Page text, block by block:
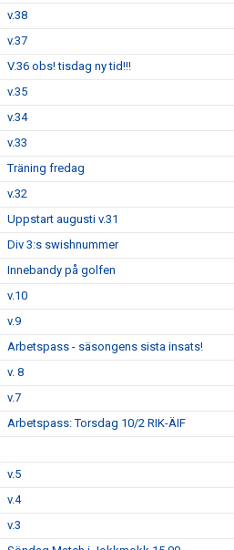
v.38
v.37
V.36 obs! tisdag ny tid!!!
v.35
v.34
v.33
Träning fredag
v.32
Uppstart augusti v.31
Div 3:s swishnummer
Innebandy på golfen
v.10
v.9
Arbetspass - säsongens sista insats!
v. 8
v.7
Arbetspass: Torsdag 10/2 RIK-ÄIF
v.5
v.4
v.3